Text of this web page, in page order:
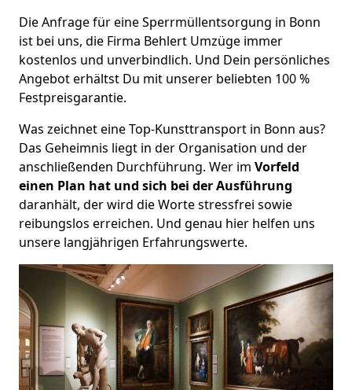
Die Anfrage für eine Sperrmüllentsorgung in Bonn
ist bei uns, die Firma Behlert Umzüge immer
kostenlos und unverbindlich. Und Dein persönliches
Angebot erhältst Du mit unserer beliebten 100 %
Festpreisgarantie.
Was zeichnet eine Top-Kunsttransport in Bonn aus?
Das Geheimnis liegt in der Organisation und der
anschließenden Durchführung. Wer im Vorfeld
einen Plan hat und sich bei der Ausführung
daranhält, der wird die Worte stressfrei sowie
reibungslos erreichen. Und genau hier helfen uns
unsere langjährigen Erfahrungswerte.